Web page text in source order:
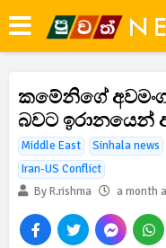
කමේනිගේ
බවට ඉරානයෙන්
Middle East Sinhala news
Iran-US Conflict
By R.rishma
a month